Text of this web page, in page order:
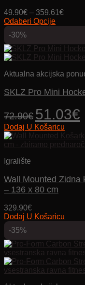
49.90€ – 359.61 €Price
Odaberi Opcije
Ovaj
proizvod
ima
više
Opcije
mogu
stranici
proizvoda
-30%
Aktualna akcijska
SKLZ Pro Mini
72.90€
Izvorna
cijena
bila
je:
72.90€.
51.03€
Dodaj U Košaricu
Igralište
Wall Mounted Zidna
– 136 x 80 cm
329.90€
Dodaj U Košaricu
-35%